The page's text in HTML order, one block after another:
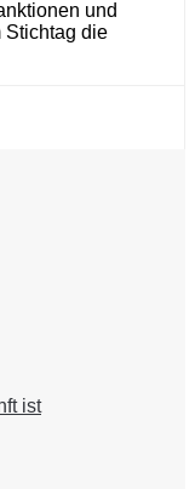
und
Stichtag die
ist